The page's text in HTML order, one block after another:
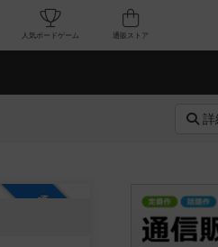
カフェ/店舗 人気ボードゲーム
詳